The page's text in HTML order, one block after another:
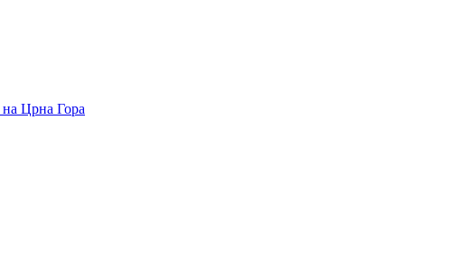
на Црна Гора